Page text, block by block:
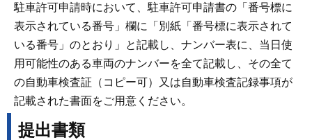
駐車許可申請時において、駐車許可申請書の「番号標に
表示されている番号」欄に「別紙「番号標に表示されて
いる番号」のとおり」と記載し、ナンバー表に、当日使
用可能性のある車両のナンバーを全て記載し、その全て
の自動車検査証（コピー可）又は自動車検査記録事項が
記載された書面をご用意ください。
提出書類